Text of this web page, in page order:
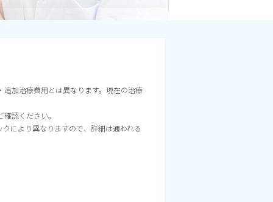
加治療費用とは異なります。現在の治療
認ください。
により異なりますので、詳細は通われる